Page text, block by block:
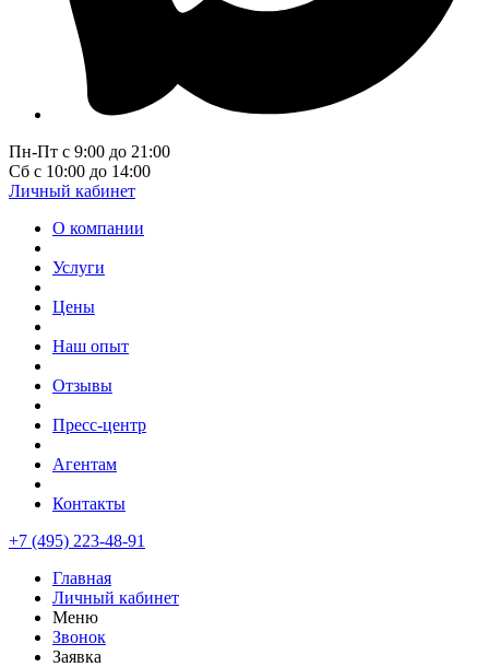
Пн-Пт с 9:00 до 21:00
Сб с 10:00 до 14:00
Личный кабинет
О компании
Услуги
Цены
Наш опыт
Отзывы
Пресс-центр
Агентам
Контакты
+7 (495) 223-48-91
Главная
Личный кабинет
Меню
Звонок
Заявка